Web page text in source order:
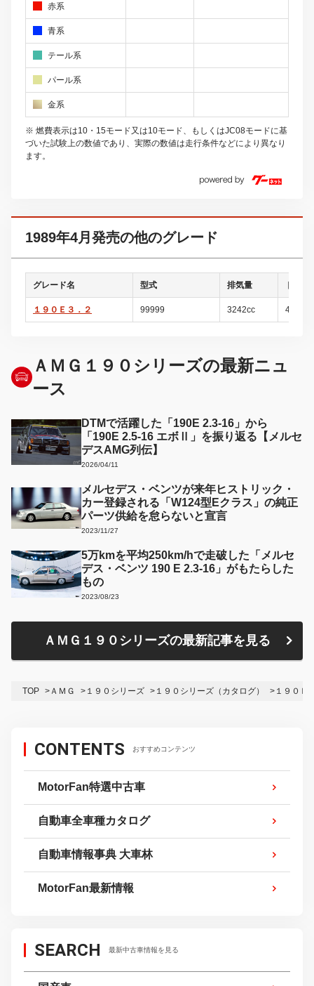
赤系
青系
テール系
パール系
金系
※ 燃費表示は10・15モード又は10モード、もしくはJC08モードに基
づいた試験上の数値であり、実際の数値は走行条件などにより異なり
ます。
1989年4月発売の他のグレード
グレード名 型式 排気量 ドア数
１９０Ｅ３．２ 99999 3242cc 4ドア
ＡＭＧ１９０シリーズの最新ニュ
ース
DTMで活躍した「190E 2.3-16」から
「190E 2.5-16 エボⅡ」を振り返る【メルセ
デスAMG列伝】
2026/04/11
メルセデス・ベンツが来年ヒストリック・
カー登録される「W124型Eクラス」の純正
パーツ供給を怠らないと宣言
2023/11/27
5万kmを平均250km/hで走破した「メルセ
デス・ベンツ 190 E 2.3-16」がもたらした
もの
2023/08/23
ＡＭＧ１９０シリーズの最新記事を見る
TOP ＡＭＧ １９０シリーズ １９０シリーズ（カタログ） １９０Ｅ
CONTENTS おすすめコンテンツ
MotorFan特選中古車
自動車全車種カタログ
自動車情報事典 大車林
MotorFan最新情報
SEARCH 最新中古車情報を見る